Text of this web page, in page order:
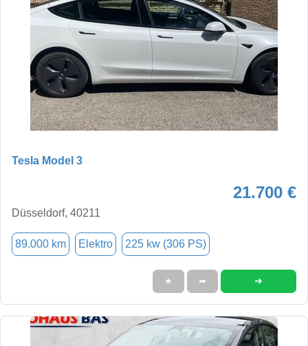
Tesla Model 3
21.700 €
Düsseldorf, 40211
89.000 km Elektro 225 kw (306 PS)
★ ➦ ➜